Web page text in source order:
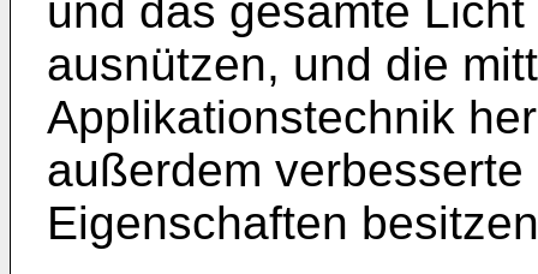
und das gesamte
ausnützen, und die
Applikationstechnik
außerdem
Eigenschaften